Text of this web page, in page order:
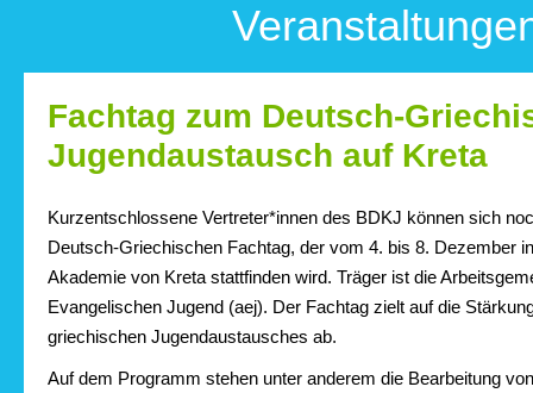
Fachtag zum Deutsch-
Jugendaustausch auf Kreta
Kurzentschlossene Vertreter*innen des BDKJ können sich
Deutsch-Griechischen Fachtag, der vom 4. bis 8. Dezember
Akademie von Kreta stattfinden wird. Träger ist die
Evangelischen Jugend (aej). Der Fachtag zielt auf die
griechischen Jugendaustausches ab.
Auf dem Programm stehen unter anderem die Bearbeitung